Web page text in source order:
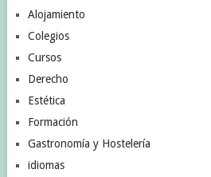
Alojamiento
Colegios
Cursos
Derecho
Estética
Formación
Gastronomía y Hostelería
idiomas